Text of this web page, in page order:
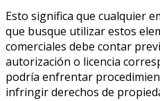
Esto significa que cualquier
que busque utilizar estos
comerciales debe contar
autorización o licencia
podría enfrentar
infringir derechos de